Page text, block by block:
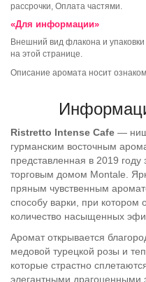
рассрочки, Оплата частями.
«Для информации»
Внешний вид флакона и
на этой странице.
Описание аромата носит
Ristretto Intense Cafe —
гурманским восточным
представленная в 2019
торговым домом Montale.
пряным чувственным
способу варки, при котором
количество насыщенных
Аромат открывается
медовой турецкой розы и
которые страстно
элегантными